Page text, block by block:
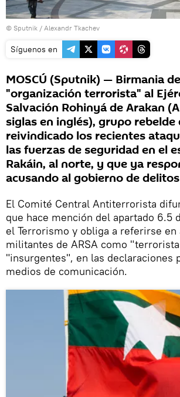
© Sputnik / Alexandr Tkachev
Síguenos en
MOSCÚ (Sputnik) — Birmania
"organización terrorista" al
Salvación Rohinyá de Arakan
siglas en inglés), grupo rebelde
reivindicado los recientes
las fuerzas de seguridad en el
Rakáin, al norte, y que ya
acusando al gobierno de
El Comité Central Antiterrorista
que hace mención del apartado 6.5
el Terrorismo y obliga a referirse en
militantes de ARSA como
"insurgentes", en las declaraciones
medios de comunicación.